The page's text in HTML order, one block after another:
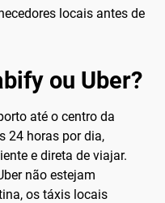
locais antes de
ou Uber?
até o centro da
24 horas por dia,
e direta de viajar.
não estejam
os táxis locais